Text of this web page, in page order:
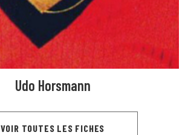
Udo Horsmann
VOIR TOUTES LES FICHES